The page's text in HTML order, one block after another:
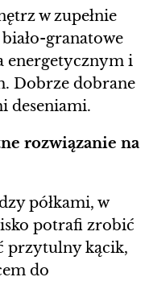
w zupełnie
granatowe
energetycznym i
Dobrze dobrane
deseniami.
rozwiązanie na
półkami, w
potrafi zrobić
przytulny kącik,
do